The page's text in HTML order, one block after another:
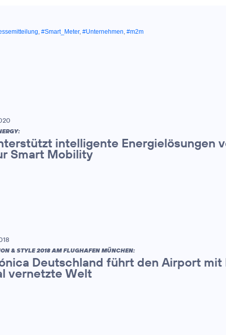
, #Smart_Meter, #Unternehmen, #m2m
intelligente Energielösungen
Smart Mobility
& STYLE 2018 AM FLUGHAFEN MÜNCHEN:
Deutschland führt den Airport
vernetzte Welt